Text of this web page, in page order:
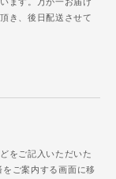
き、後日配送させて
をご記入いただいた
をご案内する画面に移